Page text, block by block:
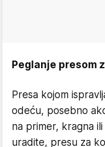
Peglanje presom
Presa kojom
odeću, posebno
na primer, kragna
uradite, presu za